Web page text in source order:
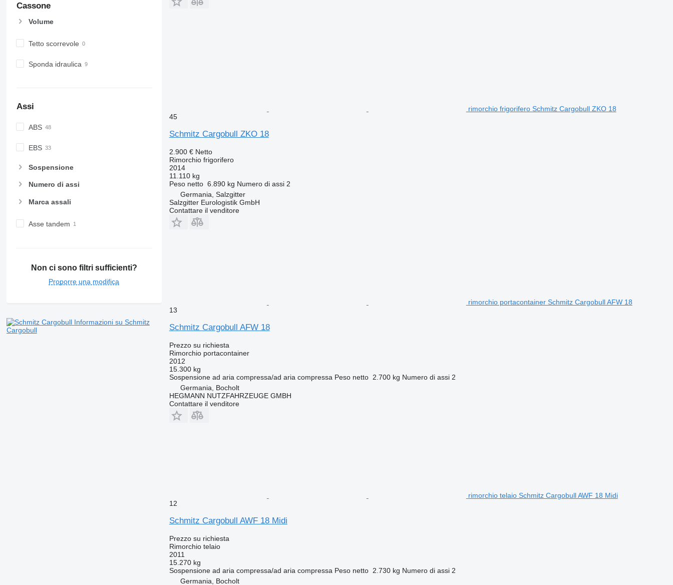
Cassone
Volume
Tetto scorrevole
Sponda idraulica
Assi
ABS
EBS
Sospensione
Numero di assi
Marca assali
Asse tandem
Non ci sono filtri sufficienti?
Proporre una modifica
Informazioni su Schmitz
Cargobull
rimorchio frigorifero Schmitz Cargobull ZKO 18
45
Schmitz Cargobull ZKO 18
2.900 € Netto
Rimorchio frigorifero
2014
11.110 kg
Peso netto 6.890 kg Numero di assi 2
Germania, Salzgitter
Salzgitter Eurologistik GmbH
Contattare il venditore
rimorchio portacontainer Schmitz Cargobull AFW 18
13
Schmitz Cargobull AFW 18
Prezzo su richiesta
Rimorchio portacontainer
2012
15.300 kg
Sospensione ad aria compressa/ad aria compressa Peso netto 2.700 kg Numero di assi 2
Germania, Bocholt
HEGMANN NUTZFAHRZEUGE GMBH
Contattare il venditore
rimorchio telaio Schmitz Cargobull AWF 18 Midi
12
Schmitz Cargobull AWF 18 Midi
Prezzo su richiesta
Rimorchio telaio
2011
15.270 kg
Sospensione ad aria compressa/ad aria compressa Peso netto 2.730 kg Numero di assi 2
Germania, Bocholt